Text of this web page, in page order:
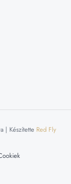
| Készítette Red Fly